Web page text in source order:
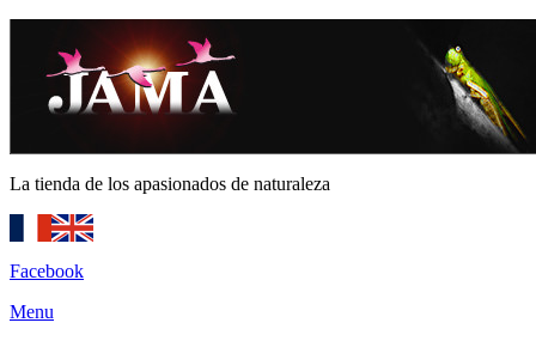
La tienda de los apasionados de naturaleza
Facebook
Menu